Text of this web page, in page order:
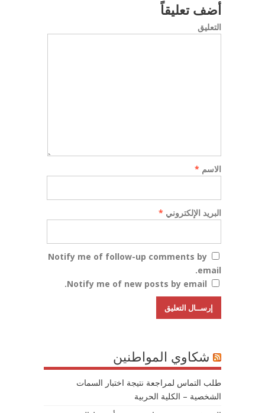
أضف تعليقاً
التعليق
الاسم *
البريد الإلكتروني *
Notify me of follow-up comments by
email.
Notify me of new posts by email.
شكاوي المواطنين
طلب التماس لمراجعة نتيجة اختبار السمات
الشخصية – الكلية الحربية